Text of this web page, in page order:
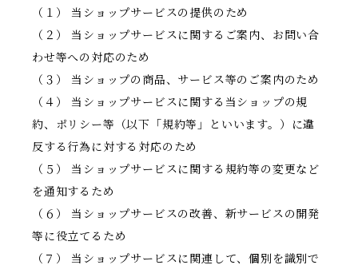
（１） 当ショップサービスの提供のため
（２） 当ショップサービスに関するご案内、お問い合
わせ等への対応のため
（３） 当ショップの商品、サービス等のご案内のため
（４） 当ショップサービスに関する当ショップの規
約、ポリシー等（以下「規約等」といいます。）に違
反する行為に対する対応のため
（５） 当ショップサービスに関する規約等の変更など
を通知するため
（６） 当ショップサービスの改善、新サービスの開発
等に役立てるため
（７） 当ショップサービスに関連して、個別を識別で